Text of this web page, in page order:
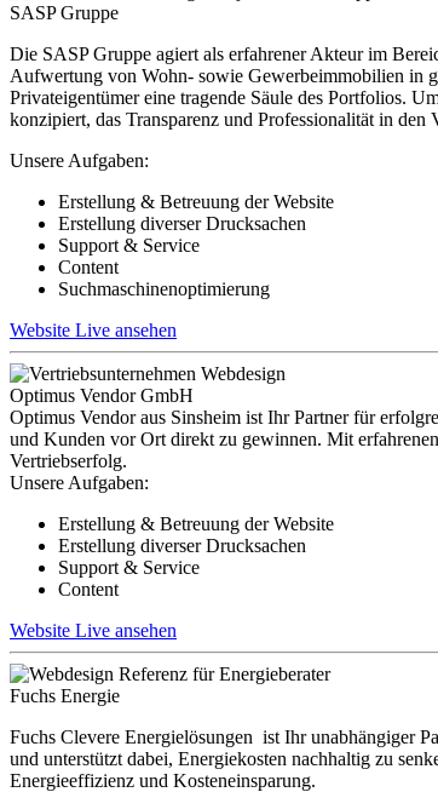
SASP Gruppe
Die SASP Gruppe agiert als erfahrener Akteur im
Aufwertung von Wohn- sowie Gewerbeimmobilien in
Privateigentümer eine tragende Säule des Portfolios.
konzipiert, das Transparenz und Professionalität in den
Unsere Aufgaben:
Erstellung & Betreuung der Website
Erstellung diverser Drucksachen
Support & Service
Content
Suchmaschinenoptimierung
Website Live ansehen
Optimus Vendor GmbH
Optimus Vendor aus Sinsheim ist Ihr Partner für
und Kunden vor Ort direkt zu gewinnen. Mit
Vertriebserfolg.
Unsere Aufgaben:
Erstellung & Betreuung der Website
Erstellung diverser Drucksachen
Support & Service
Content
Website Live ansehen
Fuchs Energie
Fuchs Clevere Energielösungen ist Ihr unabhängiger
und unterstützt dabei, Energiekosten nachhaltig zu
Energieeffizienz und Kosteneinsparung.